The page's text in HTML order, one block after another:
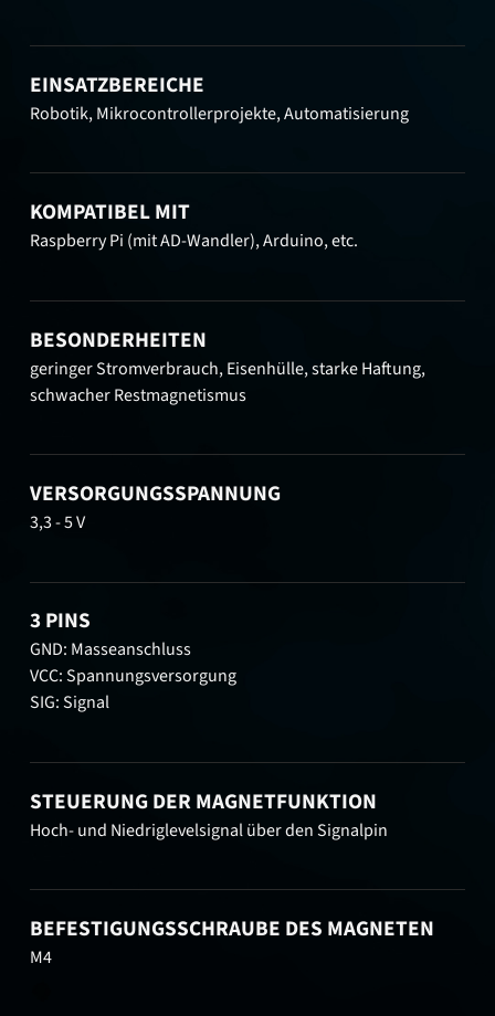
EINSATZBEREICHE
Robotik, Mikrocontrollerprojekte, Automatisierung
KOMPATIBEL MIT
Raspberry Pi (mit AD-Wandler), Arduino, etc.
BESONDERHEITEN
geringer Stromverbrauch, Eisenhülle, starke Haftung,
schwacher Restmagnetismus
VERSORGUNGSSPANNUNG
3,3 - 5 V
3 PINS
GND: Masseanschluss
VCC: Spannungsversorgung
SIG: Signal
STEUERUNG DER MAGNETFUNKTION
Hoch- und Niedriglevelsignal über den Signalpin
BEFESTIGUNGSSCHRAUBE DES MAGNETEN
M4